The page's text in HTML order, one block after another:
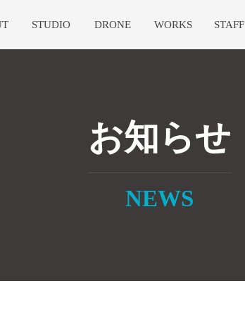
STUDIO DRONE WORKS STAFF
お知らせ
NEWS